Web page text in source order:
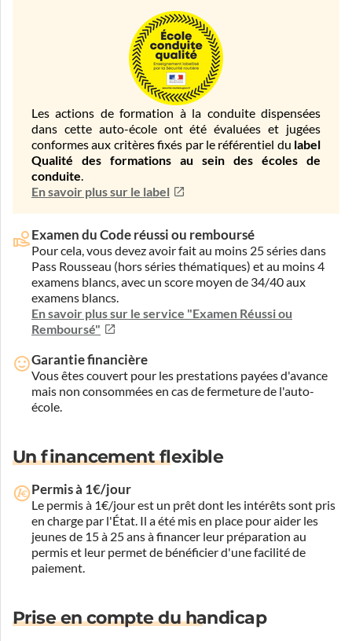
Les actions de formation à la conduite dispensées
dans cette auto-école ont été évaluées et jugées
conformes aux critères fixés par le référentiel du label
Qualité des formations au sein des écoles de
conduite.
En savoir plus sur le label
Examen du Code réussi ou remboursé
Pour cela, vous devez avoir fait au moins 25 séries dans
Pass Rousseau (hors séries thématiques) et au moins 4
examens blancs, avec un score moyen de 34/40 aux
examens blancs.
En savoir plus sur le service "Examen Réussi ou
Remboursé"
Garantie financière
Vous êtes couvert pour les prestations payées d'avance
mais non consommées en cas de fermeture de l'auto-
école.
Un financement flexible
Permis à 1€/jour
Le permis à 1€/jour est un prêt dont les intérêts sont pris
en charge par l'État. Il a été mis en place pour aider les
jeunes de 15 à 25 ans à financer leur préparation au
permis et leur permet de bénéficier d'une facilité de
paiement.
Prise en compte du handicap